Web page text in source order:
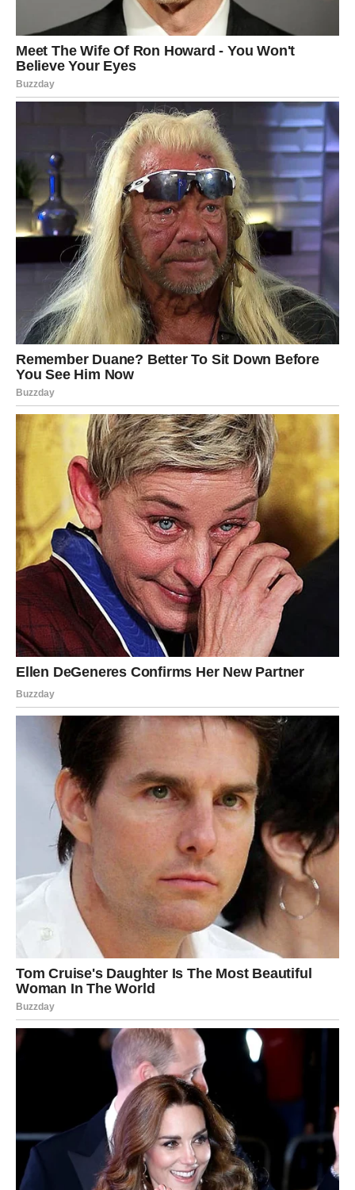
Možda će biti iznenađenje saznati da pojedinci u prosjeku
posvete četiri sata svaki tjedan pranju rublja. Ovo otkriće
posebno je upečatljivo ako se uzme u obzir da su suvremene
perilice dizajnirane da gotovo sve funkcije obavljaju
autonomno.
Ponekad pomoć postaje neophodna. Srećom, posjedujem
idealnu metodu za poboljšanje rezultata vašeg pranja rublja.
Ova tehnika pranja bit će posebno korisna za vlasnike kućnih
ljubimaca i one koji često nose tamnu odjeću, budući da
podrazumijeva umetanje vlažne maramice u perilicu prije
dodavanja odjeće.
Rezultati će biti vidljivi bez odlaganja i nadmašit će sva
očekivanja; zbog upijajućih karakteristika vlažnih maramica,
Kako biste zajamčili optimalnu izvedbu, nužno je slijediti ove
smjernice: nemojte prekoračiti ograničenje od 3 vlažne
maramice (otprilike 7 do 8 kilograma rublja) prilikom punjenja
perilice rublja.
Nakon što se bubanj počne okretati, vlažne maramice će se
spojiti s odjećom, učinkovito skupljajući dlake i krzno. Važno je
za svako pranje koristiti novu vlažnu maramicu iz pakiranja.
Ključni čimbenik je da ove vlažne maramice posjeduju
dovoljno izdržljivost da izdrže ciklus pranja bez raspadanja.
Kako biste procijenili njihovu robusnost, pokušajte ih odvojiti
ručno.
U situacijama koje uključuju kvar ili zahtijevaju znatnu snagu,
vlažne maramice pokazale su svoju pouzdanost. Bitno je
suzdržati se od korištenja papirnatih ručnika kao zamjene za
vlažne maramice, jer su skloni raspadanju, što dovodi do
kaotičnije situacije u pranju rublja. Osim toga, maramice za
skidanje šminke ne služe kao odgovarajuća alternativa.
Kako biste izbjegli da vaša odjeća poprimi miris vlažnih
maramica, odaberite antibakterijske ili nepropusne alternative.
Dodatno, dodavanje veće količine omekšivača može pomoći u
prikrivanju zaostalih mirisa, kao što preporučuje Bright Side.
Hvala što pratite naš rad…